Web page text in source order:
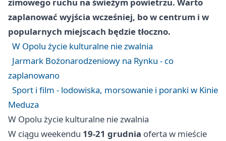
zaplanować wyjścia wcześniej, bo w centrum i w
popularnych miejscach będzie tłoczno.
W Opolu życie kulturalne nie zwalnia
Jarmark Bożonarodzeniowy na Rynku - co
zaplanowano
Sport i film - lodowiska, morsowanie i poranki w Kinie
Meduza
W Opolu życie kulturalne nie zwalnia
W ciągu weekendu 19-21 grudnia oferta w mieście